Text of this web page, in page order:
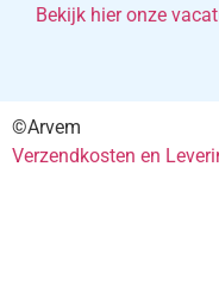
Bekijk hier onze
©Arvem
Verzendkosten en